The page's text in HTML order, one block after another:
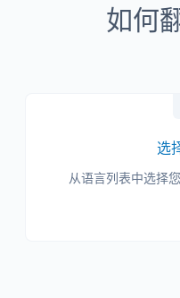
如何
选
从语言列表中选择